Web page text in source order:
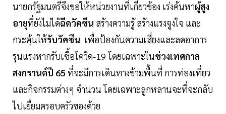
นายกรัฐมนตรีจึงขอให้หน่วยงานที่เกี่ยวข้อง เร่งค้นหาผู้สูง
อายุที่ยังไม่ได้ฉีดวัคซีน สร้างความรู้ สร้างแรงจูงใจ และ
กระตุ้นให้รับวัคซีน เพื่อป้องกันความเสี่ยงและลดอาการ
รุนแรงหากรับเชื้อโควิด-19 โดยเฉพาะในช่วงเทศกาล
สงกรานต์ปี 65 ที่จะมีการเดินทางข้ามพื้นที่ การท่องเที่ยว
และกิจกรรมต่างๆ จำนวน โดยเฉพาะลูกหลานจะที่จะกลับ
ไปเยื่ยมครอบครัวของด้วย